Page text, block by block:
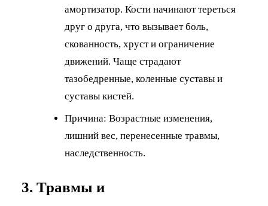
амортизатор. Кости начинают тереться
друг о друга, что вызывает боль,
скованность, хруст и ограничение
движений. Чаще страдают
тазобедренные, коленные суставы и
суставы кистей.
Причина: Возрастные изменения,
лишний вес, перенесенные травмы,
наследственность.
3. Травмы и